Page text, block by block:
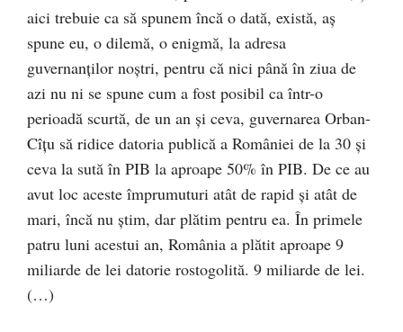
aici trebuie ca să spunem încă o dată, există, aş
spune eu, o dilemă, o enigmă, la adresa
guvernanților noștri, pentru că nici până în ziua de
azi nu ni se spune cum a fost posibil ca într-o
perioadă scurtă, de un an şi ceva, guvernarea Orban-
Cîţu să ridice datoria publică a României de la 30 şi
ceva la sută în PIB la aproape 50% în PIB. De ce au
avut loc aceste împrumuturi atât de rapid şi atât de
mari, încă nu ştim, dar plătim pentru ea. În primele
patru luni acestui an, România a plătit aproape 9
miliarde de lei datorie rostogolită. 9 miliarde de lei.
(…)